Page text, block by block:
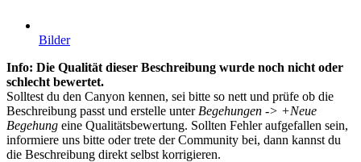
Bilder
Info: Die Qualität dieser Beschreibung wurde noch nicht oder
schlecht bewertet.
Solltest du den Canyon kennen, sei bitte so nett und prüfe ob die
Beschreibung passt und erstelle unter Begehungen -> +Neue
Begehung eine Qualitätsbewertung. Sollten Fehler aufgefallen sein,
informiere uns bitte oder trete der Community bei, dann kannst du
die Beschreibung direkt selbst korrigieren.